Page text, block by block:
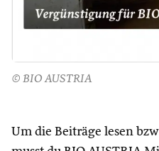
© BIO AUSTRIA
Um die Beiträge lesen